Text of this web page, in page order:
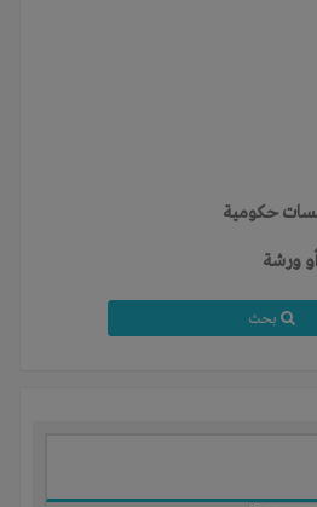
حكومية
ورشة